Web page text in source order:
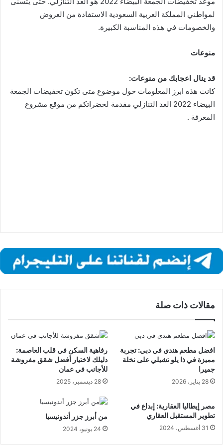
لمواطني المملكة العربية السعودية الاستفادة من العروض
والخصومات في هذه المناسبة الكبيرة.
منوعات
قد ينال اعجابك من منوعات:
كانت هذه ابرز المعلومات حول موضوع متى تكون تخفيضات الجمعة
البيضاء 2022 العد التنازلي مقدمة لحضراتكم من موقع مشروع
المعرفة .
مقالات ذات صلة
افضل مطعم هندي في دبي: تجربة
مميزة في ذا يلو تشيلي على نخلة
جميرا
28 يناير، 2026
رفاهية السكن في قلب العاصمة:
دليلك لاختيار أفضل شقق مفروشة
للأجانب في عمان
28 ديسمبر، 2025
مصر إيطاليا العقارية: إبداع في
تطوير المستقبل العقاري
31 أغسطس، 2024
من أبرز جزر أندونيسيا
24 يونيو، 2024